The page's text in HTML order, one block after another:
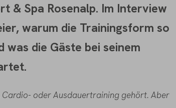
& Spa Rosenalp. Im Interview
warum die Trainingsform so
die Gäste bei seinem
oder Ausdauertraining gehört. Aber